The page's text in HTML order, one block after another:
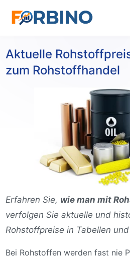
Aktuelle
zum Rohstoffhandel
Erfahren Sie, wie man mit
verfolgen Sie aktuelle und
Rohstoffpreise in Tabellen
Bei Rohstoffen werden fast nie